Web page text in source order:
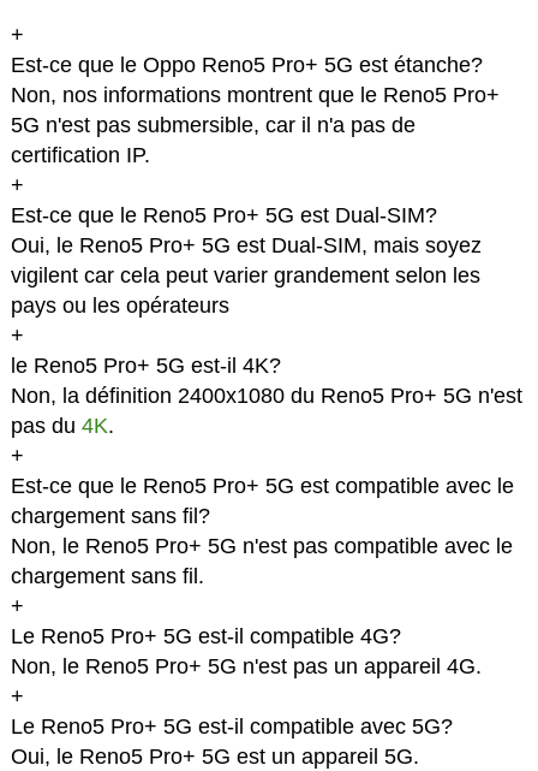
+
Est-ce que le Oppo Reno5 Pro+ 5G est étanche?
Non, nos informations montrent que le Reno5 Pro+
5G n'est pas submersible, car il n'a pas de
certification IP.
+
Est-ce que le Reno5 Pro+ 5G est Dual-SIM?
Oui, le Reno5 Pro+ 5G est Dual-SIM, mais soyez
vigilent car cela peut varier grandement selon les
pays ou les opérateurs
+
le Reno5 Pro+ 5G est-il 4K?
Non, la définition 2400x1080 du Reno5 Pro+ 5G n'est
pas du 4K.
+
Est-ce que le Reno5 Pro+ 5G est compatible avec le
chargement sans fil?
Non, le Reno5 Pro+ 5G n'est pas compatible avec le
chargement sans fil.
+
Le Reno5 Pro+ 5G est-il compatible 4G?
Non, le Reno5 Pro+ 5G n'est pas un appareil 4G.
+
Le Reno5 Pro+ 5G est-il compatible avec 5G?
Oui, le Reno5 Pro+ 5G est un appareil 5G.